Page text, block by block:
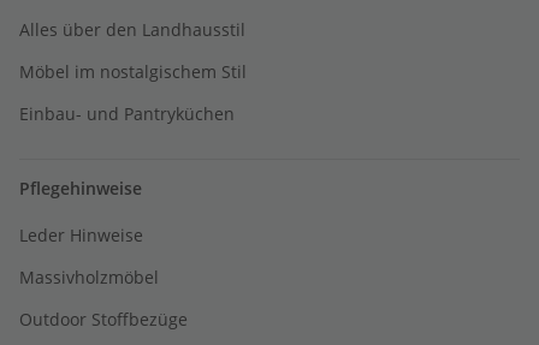
Alles über den Landhausstil
Möbel im nostalgischem Stil
Einbau- und Pantryküchen
Pflegehinweise
Leder Hinweise
Massivholzmöbel
Outdoor Stoffbezüge